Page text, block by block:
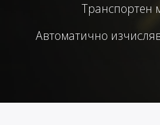
Транспортен
Автоматично